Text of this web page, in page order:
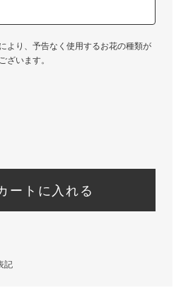
より、予告なく使用するお花の種類が
ざいます。
ートに入れる
記